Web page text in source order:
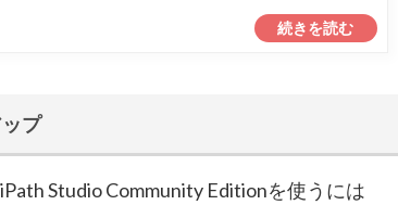
プ
Studio Community Editionを使うには